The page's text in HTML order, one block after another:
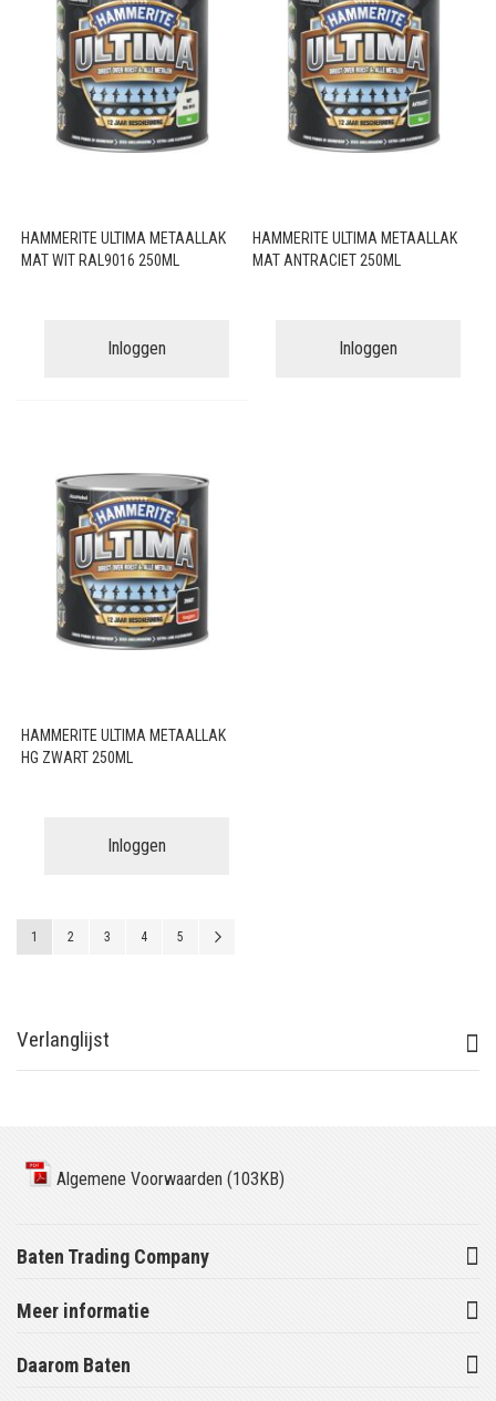
HAMMERITE ULTIMA METAALLAK
MAT WIT RAL9016 250ML
Inloggen
HAMMERITE ULTIMA METAALLAK
MAT ANTRACIET 250ML
Inloggen
HAMMERITE ULTIMA METAALLAK
HG ZWART 250ML
Inloggen
Pagina
U lees momenteel pagina
1 Pagina
2 Pagina
3 Pagina
4 Pagina
5
Verlanglijst
Algemene Voorwaarden (103KB)
Baten Trading Company
Meer informatie
Daarom Baten